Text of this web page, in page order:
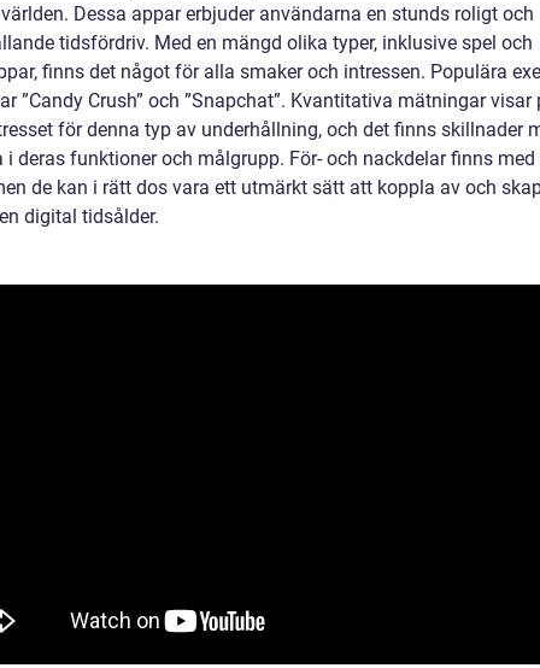
Dessa appar erbjuder användarna en stunds roligt och
tidsfördriv. Med en mängd olika typer, inklusive spel och
finns det något för alla smaker och intressen. Populära
”Candy Crush” och ”Snapchat”. Kvantitativa mätningar visar
för denna typ av underhållning, och det finns skillnader
i deras funktioner och målgrupp. För- och nackdelar finns
de kan i rätt dos vara ett utmärkt sätt att koppla av och
digital tidsålder.